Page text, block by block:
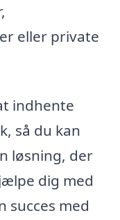
eller private
indhente
så du kan
løsning, der
dig med
succes med